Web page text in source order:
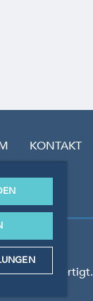
KONTAKT
angefertigt.